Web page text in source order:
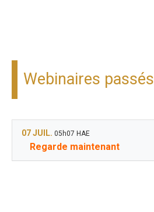
Webinaires passés
07 JUIL. 05h07 HAE
Regarde maintenant